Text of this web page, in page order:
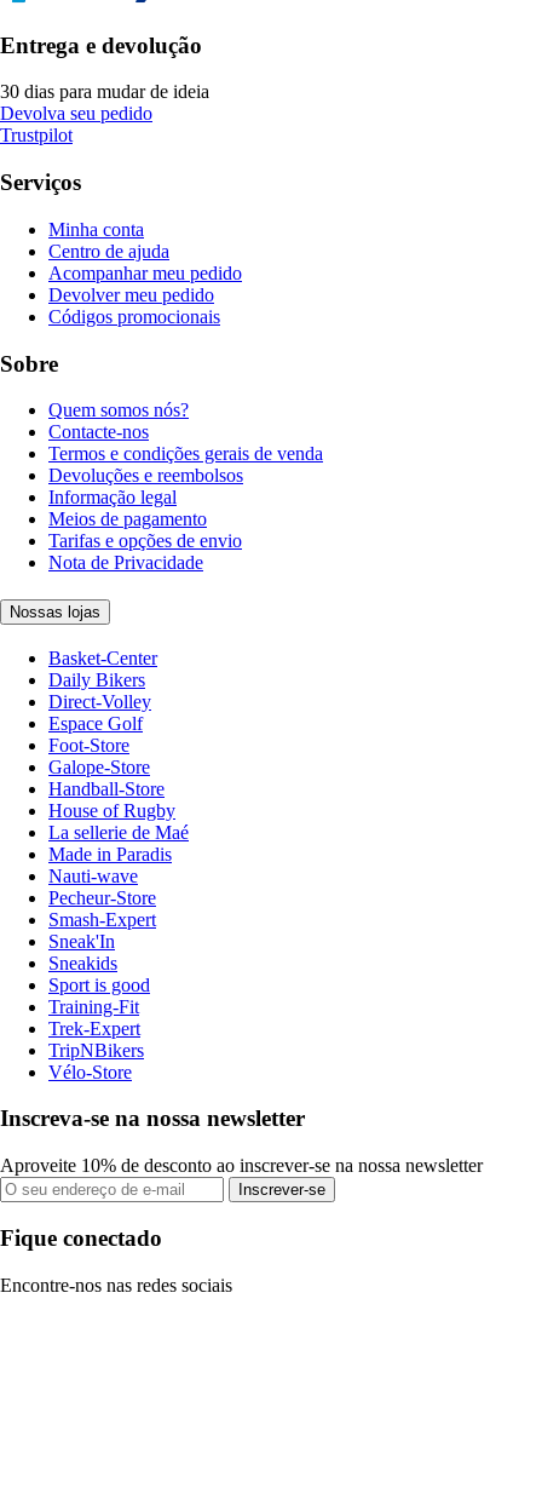
Entrega e devolução
30 dias para mudar de ideia
Devolva seu pedido
Trustpilot
Serviços
Minha conta
Centro de ajuda
Acompanhar meu pedido
Devolver meu pedido
Códigos promocionais
Sobre
Quem somos nós?
Contacte-nos
Termos e condições gerais de venda
Devoluções e reembolsos
Informação legal
Meios de pagamento
Tarifas e opções de envio
Nota de Privacidade
Nossas lojas
Basket-Center
Daily Bikers
Direct-Volley
Espace Golf
Foot-Store
Galope-Store
Handball-Store
House of Rugby
La sellerie de Maé
Made in Paradis
Nauti-wave
Pecheur-Store
Smash-Expert
Sneak'In
Sneakids
Sport is good
Training-Fit
Trek-Expert
TripNBikers
Vélo-Store
Inscreva-se na nossa newsletter
Aproveite 10% de desconto ao inscrever-se na nossa newsletter
Inscrever-se
Fique conectado
Encontre-nos nas redes sociais